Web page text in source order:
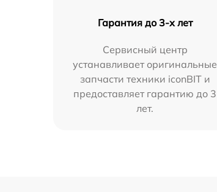
Гарантия до 3-х лет
Сервисный центр
устанавливает оригинальные
запчасти техники iconBIT и
предоставляет гарантию до 3
лет.